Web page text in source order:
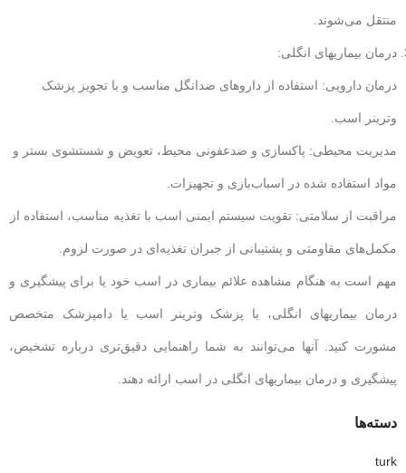
منتقل می‌شوند.
درمان بیماریهای انگلی:
درمان دارویی: استفاده از داروهای ضدانگل مناسب و با تجویز پزشک
وترینر اسب.
مدیریت محیطی: پاکسازی و ضدعفونی محیط، تعویض و شستشوی بستر و
مواد استفاده شده در اسباب‌بازی و تجهیزات.
مراقبت از سلامتی: تقویت سیستم ایمنی اسب با تغذیه مناسب، استفاده از
مکمل‌های مقاومتی و پشتیبانی از جبران تغذیه‌ای در صورت لزوم.
مهم است به هنگام مشاهده علائم بیماری در اسب خود یا برای پیشگیری و
درمان بیماریهای انگلی، با پزشک وترینر اسب یا دامپزشک متخصص
مشورت کنید. آنها می‌توانند به شما راهنمایی دقیق‌تری درباره تشخیص،
پیشگیری و درمان بیماریهای انگلی در اسب ارائه دهند.
دسته‌ها
turk